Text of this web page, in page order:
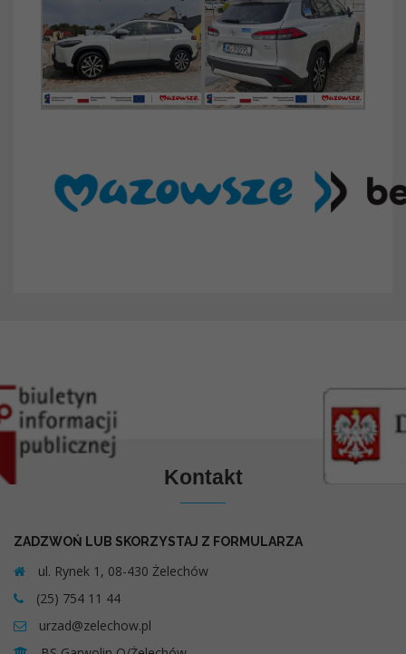
Kontakt
ZADZWOŃ LUB SKORZYSTAJ Z FORMULARZA
ul. Rynek 1, 08-430 Żelechów
(25) 754 11 44
urzad@zelechow.pl